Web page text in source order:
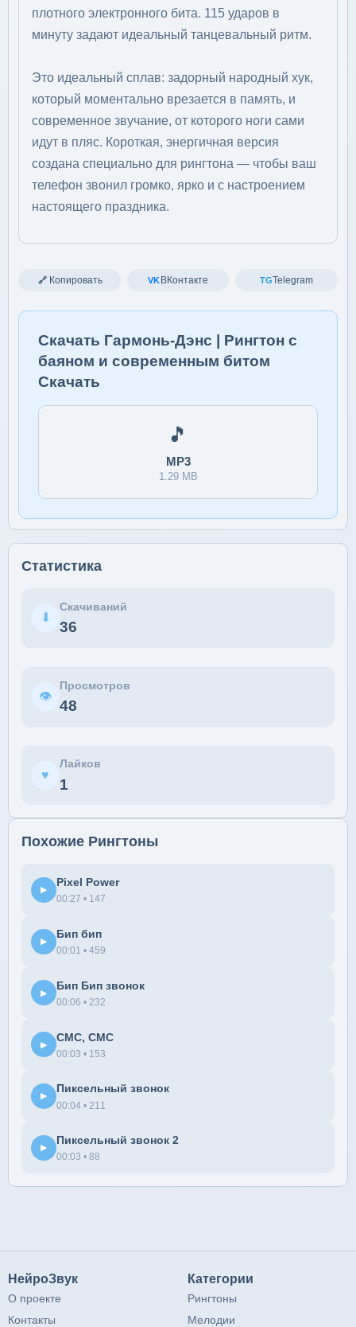
плотного электронного бита. 115 ударов в
минуту задают идеальный танцевальный ритм.
Это идеальный сплав: задорный народный хук,
который моментально врезается в память, и
современное звучание, от которого ноги сами
идут в пляс. Короткая, энергичная версия
создана специально для рингтона — чтобы ваш
телефон звонил громко, ярко и с настроением
настоящего праздника.
🔗 Копировать VK ВКонтакте TGTelegram
Скачать Гармонь-Дэнс | Рингтон с
баяном и современным битом
Скачать
🎵
MP3
1.29 MB
Статистика
⬇
Скачиваний
36
👁
Просмотров
48
♥
Лайков
1
Похожие Рингтоны
▶
Pixel Power
00:27 • 147
▶
Бип бип
00:01 • 459
▶
Бип Бип звонок
00:06 • 232
▶
СМС, СМС
00:03 • 153
▶
Пиксельный звонок
00:04 • 211
▶
Пиксельный звонок 2
00:03 • 88
НейроЗвук
О проекте
Контакты
Категории
Рингтоны
Мелодии